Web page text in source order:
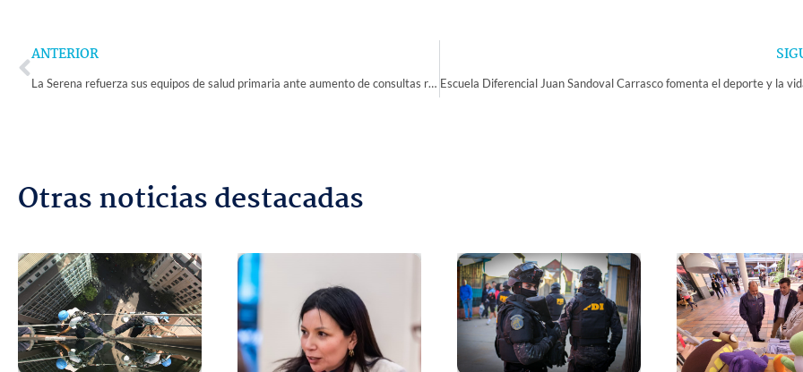
Prev
ANTERIOR
La Serena refuerza sus equipos de salud primaria ante aumento de consultas respiratorias
Otras noticias destacadas